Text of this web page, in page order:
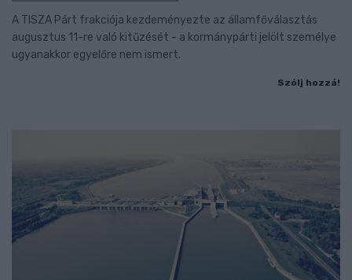
A TISZA Párt frakciója kezdeményezte az államfőválasztás
augusztus 11-re való kitűzését - a kormánypárti jelölt személye
ugyanakkor egyelőre nem ismert.
Szólj hozzá!